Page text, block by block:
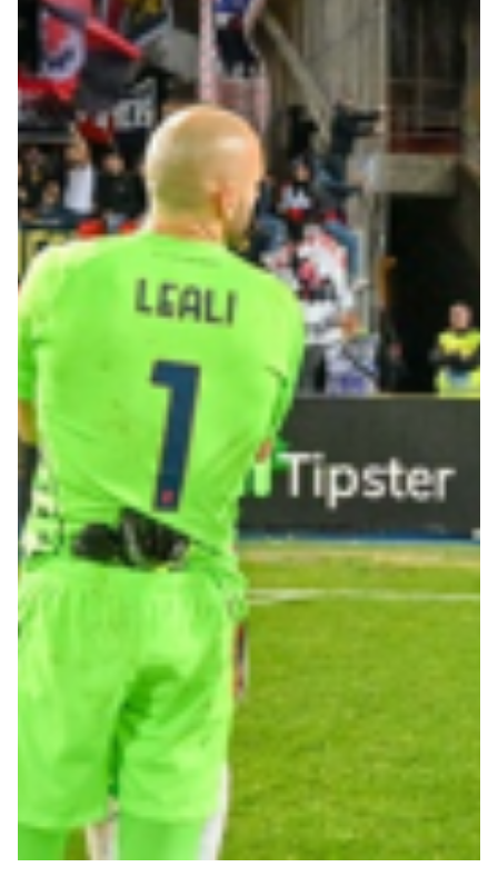
Summer Sale
Mare
Accessori
Party
Outlet
Helan x Genoa
Isolani x Genoa
Gift Card Online Store